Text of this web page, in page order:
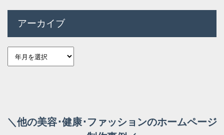
アーカイブ
＼他の美容･健康･ファッションのホームページ